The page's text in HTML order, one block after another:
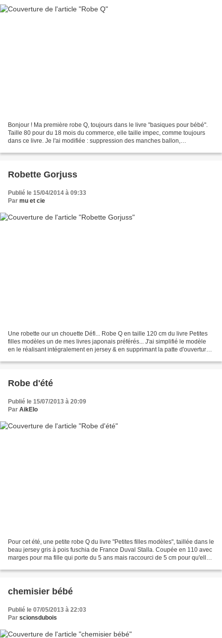
Bonjour ! Ma première robe Q, toujours dans le livre "basiques pour bébé".
Taille 80 pour du 18 mois du commerce, elle taille impec, comme toujours
dans ce livre. Je l'ai modifiée : suppression des manches ballon,
Robette Gorjuss
Publié le 15/04/2014 à 09:33
Par mu et cie
Une robette our un chouette Défi... Robe Q en taille 120 cm du livre Petites
filles modèles un de mes livres japonais préférés... J'ai simplifié le modèle
en le réalisant intégralement en jersey & en supprimant la patte d'ouverture
Robe d'été
Publié le 15/07/2013 à 20:09
Par AikElo
Pour cet été, une petite robe Q du livre "Petites filles modèles", taillée dans le
beau jersey gris à pois fuschia de France Duval Stalla. Coupée en 110 avec
marges pour ma fille qui porte du 5 ans mais raccourci de 5 cm pour qu'elle
chemisier bébé
Publié le 07/05/2013 à 22:03
Par scionsdubois